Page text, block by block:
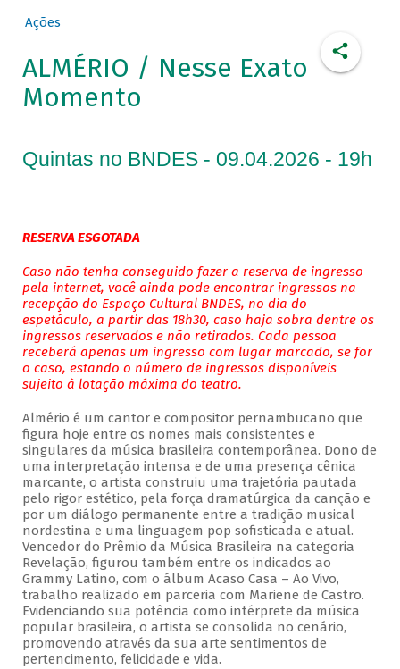
Ações
ALMÉRIO / Nesse Exato
Momento
Quintas no BNDES - 09.04.2026 - 19h
RESERVA ESGOTADA
Caso não tenha conseguido fazer a reserva de ingresso
pela internet, você ainda pode encontrar ingressos na
recepção do Espaço Cultural BNDES, no dia do
espetáculo, a partir das 18h30, caso haja sobra dentre os
ingressos reservados e não retirados. Cada pessoa
receberá apenas um ingresso com lugar marcado, se for
o caso, estando o número de ingressos disponíveis
sujeito à lotação máxima do teatro.
Almério é um cantor e compositor pernambucano que
figura hoje entre os nomes mais consistentes e
singulares da música brasileira contemporânea. Dono de
uma interpretação intensa e de uma presença cênica
marcante, o artista construiu uma trajetória pautada
pelo rigor estético, pela força dramatúrgica da canção e
por um diálogo permanente entre a tradição musical
nordestina e uma linguagem pop sofisticada e atual.
Vencedor do Prêmio da Música Brasileira na categoria
Revelação, figurou também entre os indicados ao
Grammy Latino, com o álbum Acaso Casa – Ao Vivo,
trabalho realizado em parceria com Mariene de Castro.
Evidenciando sua potência como intérprete da música
popular brasileira, o artista se consolida no cenário,
promovendo através da sua arte sentimentos de
pertencimento, felicidade e vida.